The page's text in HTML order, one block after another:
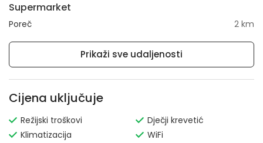
Supermarket
Poreč 2 km
Prikaži sve udaljenosti
Cijena uključuje
Režijski troškovi
Klimatizacija
Dječji krevetić
WiFi